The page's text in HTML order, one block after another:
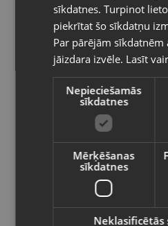
974.00€
€ /mēn.
Pasūtījumi tiks
izvēlēto valsti
Vietnes saturs būs
valodā
Valsts
Latviešu / Latvian
sīkdatnes. Turpinot
piekrītat šo sīkdatņu
Par pārējām
jāizdara izvēle. Lasīt
Nepieciešamās
sīkdatnes
Mērķēšanas
sīkdatnes
Neklasificētās